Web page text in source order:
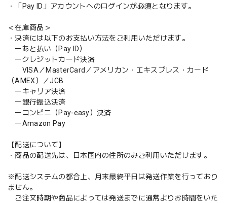
・「Pay ID」アカウントへのログインが必須となります。
＜在庫商品＞
・決済には以下のお支払い方法をご利用いただけます。
ーあと払い（Pay ID）
ークレジットカード決済
VISA／MasterCard／アメリカン・エキスプレス・カード
（AMEX）／JCB
ーキャリア決済
ー銀行振込決済
ーコンビニ（Pay-easy）決済
ーAmazon Pay
【配送について】
・商品の配送先は、日本国内の住所のみご利用いただけます。
※配送システムの都合上、月末最終平日は発送作業を行っており
ません。
ご注文時期や商品によっては発送までに通常よりお時間をいた